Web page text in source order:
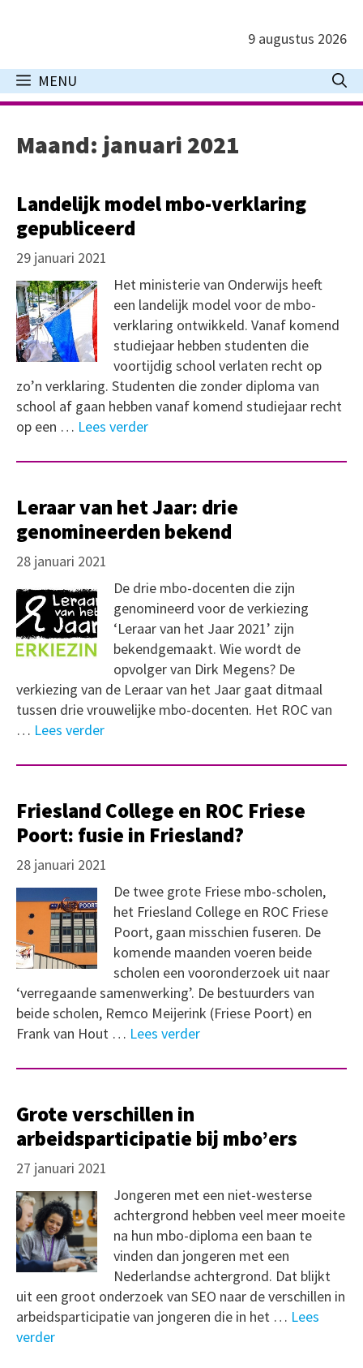
inhoud
9 augustus 2026
MENU
Maand: januari 2021
Landelijk model mbo-verklaring
gepubliceerd
29 januari 2021
Het ministerie van Onderwijs heeft
een landelijk model voor de mbo-
verklaring ontwikkeld. Vanaf komend
studiejaar hebben studenten die
voortijdig school verlaten recht op
zo’n verklaring. Studenten die zonder diploma van
school af gaan hebben vanaf komend studiejaar recht
op een … Lees verder
Leraar van het Jaar: drie
genomineerden bekend
28 januari 2021
De drie mbo-docenten die zijn
genomineerd voor de verkiezing
‘Leraar van het Jaar 2021’ zijn
bekendgemaakt. Wie wordt de
opvolger van Dirk Megens? De
verkiezing van de Leraar van het Jaar gaat ditmaal
tussen drie vrouwelijke mbo-docenten. Het ROC van
… Lees verder
Friesland College en ROC Friese
Poort: fusie in Friesland?
28 januari 2021
De twee grote Friese mbo-scholen,
het Friesland College en ROC Friese
Poort, gaan misschien fuseren. De
komende maanden voeren beide
scholen een vooronderzoek uit naar
‘verregaande samenwerking’. De bestuurders van
beide scholen, Remco Meijerink (Friese Poort) en
Frank van Hout … Lees verder
Grote verschillen in
arbeidsparticipatie bij mbo’ers
27 januari 2021
Jongeren met een niet-westerse
achtergrond hebben veel meer moeite
na hun mbo-diploma een baan te
vinden dan jongeren met een
Nederlandse achtergrond. Dat blijkt
uit een groot onderzoek van SEO naar de verschillen in
arbeidsparticipatie van jongeren die in het … Lees
verder